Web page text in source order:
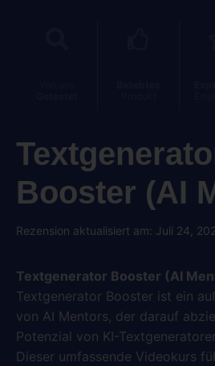
Booster (AI
Rezension aktualisiert am: Juli 24,
Textgenerator Booster (AI
Textgenerator Booster ist ein
von AI Mentors, der darauf
Potenzial von KI-
Dieser umfassende Videokurs